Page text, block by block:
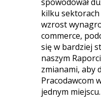
kilku
wzrost
commerce,
się w bardziej
naszym
zmianami, aby
Pracodawcom
jednym miejscu.